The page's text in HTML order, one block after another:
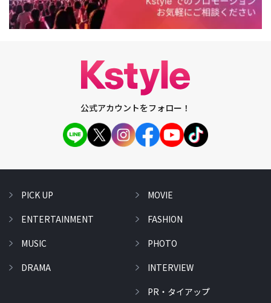
公式アカウントをフォロー！
PICK UP
ENTERTAINMENT
MUSIC
DRAMA
MOVIE
FASHION
PHOTO
INTERVIEW
PR・タイアップ